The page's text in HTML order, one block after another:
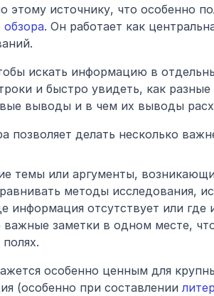
этому источнику, что особенно
обзора. Он работает как
искать информацию в
и быстро увидеть, как
выводы и в чем их выводы
позволяет делать несколько
темы или аргументы,
методы исследования,
информация отсутствует или где
важные заметки в одном месте,
особенно ценным для
(особенно при составлении